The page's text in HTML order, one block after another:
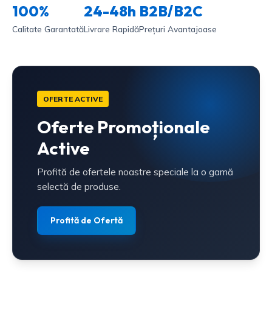
100%
Calitate Garantată
24-48h
Livrare Rapidă
B2B/B2C
Prețuri Avantajoase
OFERTE ACTIVE
Oferte Promoționale
Active
Profită de ofertele noastre speciale la o gamă
selectă de produse.
Profită de Ofertă